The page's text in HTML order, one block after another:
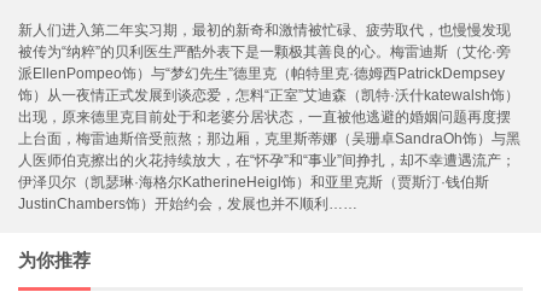
新人们进入第二年实习期，最初的新奇和激情被忙碌、疲劳取代，也慢慢发现
被传为“纳粹”的贝利医生严酷外表下是一颗极其善良的心。梅雷迪斯（艾伦·旁
派EllenPompeo饰）与“梦幻先生”德里克（帕特里克·德姆西PatrickDempsey
饰）从一夜情正式发展到谈恋爱，怎料“正室”艾迪森（凯特·沃什katewalsh饰）
出现，原来德里克目前处于和老婆分居状态，一直被他逃避的婚姻问题再度摆
上台面，梅雷迪斯倍受煎熬；那边厢，克里斯蒂娜（吴珊卓SandraOh饰）与黑
人医师伯克擦出的火花持续放大，在“怀孕”和“事业”间挣扎，却不幸遭遇流产；
伊泽贝尔（凯瑟琳·海格尔KatherineHeigl饰）和亚里克斯（贾斯汀·钱伯斯
JustinChambers饰）开始约会，发展也并不顺利……
为你推荐